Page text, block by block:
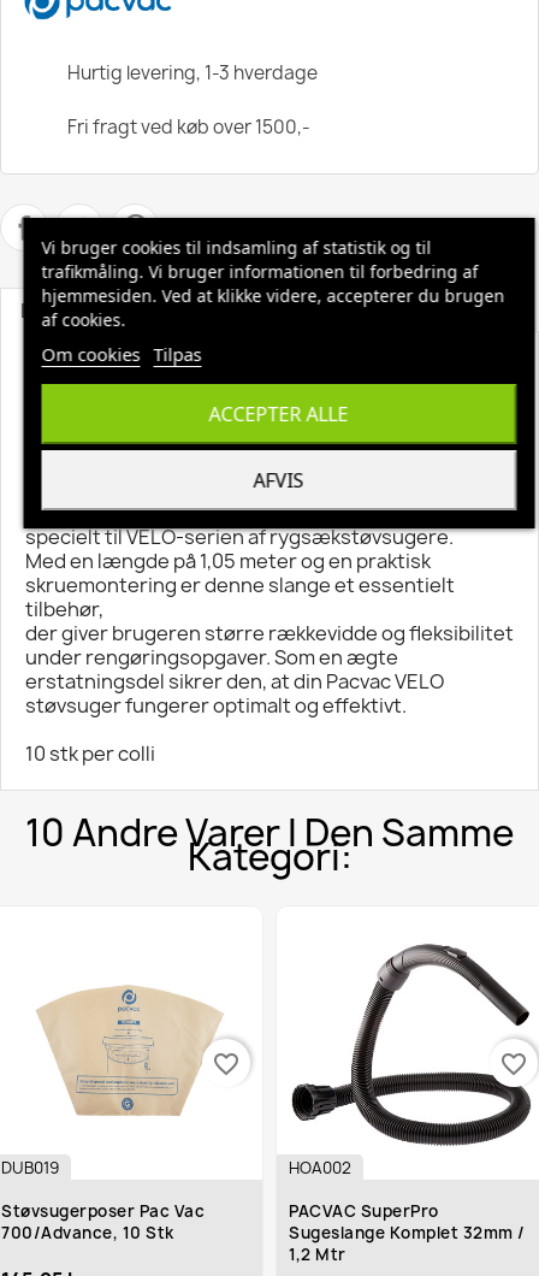
Hurtig levering, 1-3 hverdage
Fri fragt ved køb over 1500,-
Beskrivelse Produktoplysninger
PACVAC VELO Sugeslange komplet
Original Pacvac skruemonteringssugeslange til
VELO.
Denne komplette sugeslange fra Pacvac er designet
specielt til VELO-serien af rygsækstøvsugere.
Med en længde på 1,05 meter og en praktisk
skruemontering er denne slange et essentielt
tilbehør,
der giver brugeren større rækkevidde og fleksibilitet
under rengøringsopgaver. Som en ægte
erstatningsdel sikrer den, at din Pacvac VELO
støvsuger fungerer optimalt og effektivt.
10 stk per colli
10 Andre Varer I Den Samme
Kategori:
DUB019
Støvsugerposer Pac Vac
700/Advance, 10 Stk
favorite_border
HOA002
PACVAC SuperPro
Sugeslange Komplet 32mm /
1,2 Mtr
favorite_border
Vi bruger cookies til indsamling af statistik og til
trafikmåling. Vi bruger informationen til forbedring af
hjemmesiden. Ved at klikke videre, accepterer du brugen
af cookies.
Om cookies Tilpas
AFVIS
ACCEPTER ALLE